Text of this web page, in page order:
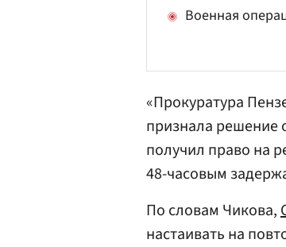
Военная
«Прокуратура
признала решение
получил право на
48-часовым
По словам Чикова,
настаивать на